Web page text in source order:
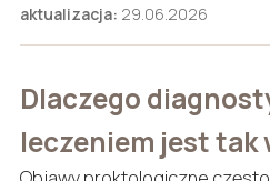
aktualizacja: 29.06.2026
Dlaczego
leczeniem jest tak